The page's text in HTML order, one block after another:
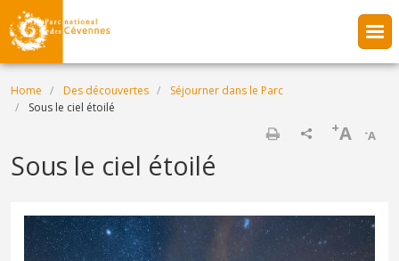
Skip to main content
Breadcrumb
Home Des découvertes
Séjourner dans le Parc
Sous le ciel étoilé
-A
+A
Sous le ciel étoilé